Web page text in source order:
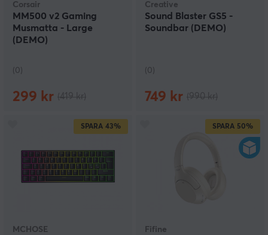
Corsair
MM500 v2 Gaming
Musmatta - Large
(DEMO)
(0)
299 kr
Creative
Sound Blaster GS5 -
Soundbar (DEMO)
(0)
749 kr
SPARA 43%
MCHOSE
SPARA 50%
Fifine